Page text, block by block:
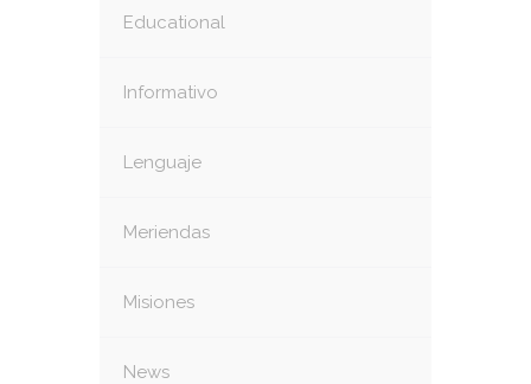
Educational
Informativo
Lenguaje
Meriendas
Misiones
News